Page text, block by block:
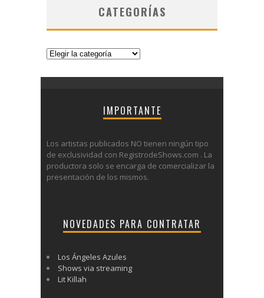
CATEGORÍAS
Categorías
IMPORTANTE
Los artistas publicados NO tienen ningún tipo
de exclusividad con RegistrodeShows.com . La
productora solo se encarga de comercializar la
presentación de los mismos.
NOVEDADES PARA CONTRATAR
Los Ángeles Azules
Shows via streaming
Lit Killah